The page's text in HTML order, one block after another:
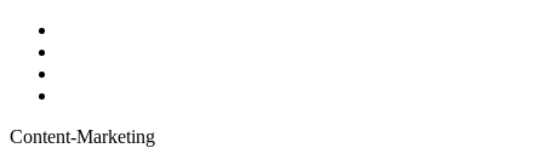
Content-Marketing